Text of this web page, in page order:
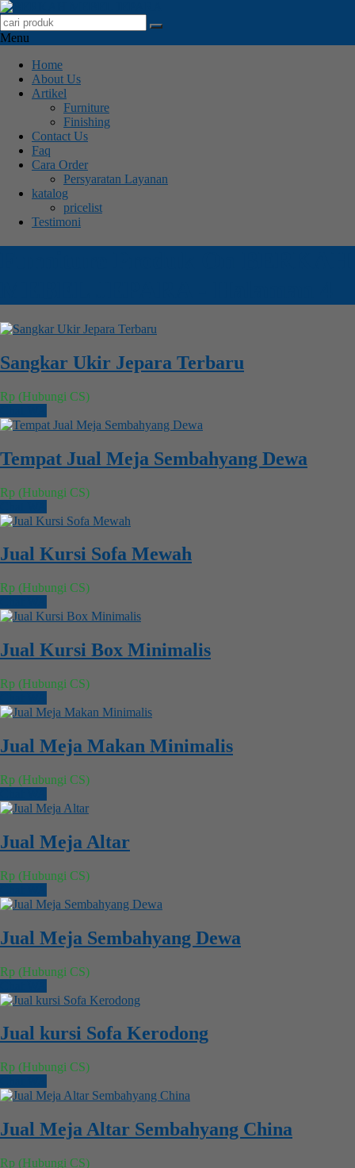
Menu
Home
About Us
Artikel
Furniture
Finishing
Contact Us
Faq
Cara Order
Persyaratan Layanan
katalog
pricelist
Testimoni
Sangkar Ukir Jepara Terbaru
Rp (Hubungi CS)
Tempat Jual Meja Sembahyang Dewa
Rp (Hubungi CS)
Jual Kursi Sofa Mewah
Rp (Hubungi CS)
Jual Kursi Box Minimalis
Rp (Hubungi CS)
Jual Meja Makan Minimalis
Rp (Hubungi CS)
Jual Meja Altar
Rp (Hubungi CS)
Jual Meja Sembahyang Dewa
Rp (Hubungi CS)
Jual kursi Sofa Kerodong
Rp (Hubungi CS)
Jual Meja Altar Sembahyang China
Rp (Hubungi CS)